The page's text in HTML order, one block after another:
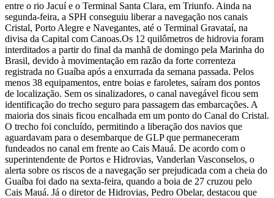
entre o rio Jacuí e o Terminal Santa Clara, em Triunfo. Ainda na
segunda-feira, a SPH conseguiu liberar a navegação nos canais
Cristal, Porto Alegre e Navegantes, até o Terminal Gravataí, na
divisa da Capital com Canoas.Os 12 quilômetros de hidrovia foram
interditados a partir do final da manhã de domingo pela Marinha do
Brasil, devido à movimentação em razão da forte correnteza
registrada no Guaíba após a enxurrada da semana passada. Pelos
menos 38 equipamentos, entre boias e faroletes, saíram dos pontos
de localização. Sem os sinalizadores, o canal navegável ficou sem
identificação do trecho seguro para passagem das embarcações. A
maioria dos sinais ficou encalhada em um ponto do Canal do Cristal.
O trecho foi concluído, permitindo a liberação dos navios que
aguardavam para o desembarque de GLP que permaneceram
fundeados no canal em frente ao Cais Mauá. De acordo com o
superintendente de Portos e Hidrovias, Vanderlan Vasconselos, o
alerta sobre os riscos de a navegação ser prejudicada com a cheia do
Guaíba foi dado na sexta-feira, quando a boia de 27 cruzou pelo
Cais Mauá. Já o diretor de Hidrovias, Pedro Obelar, destacou que